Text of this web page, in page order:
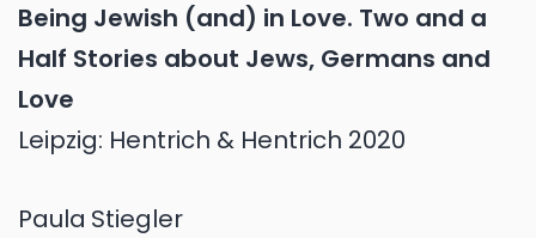
Being Jewish (and) in Love. Two and a
Half Stories about Jews, Germans and
Love
Leipzig: Hentrich & Hentrich 2020
Paula Stiegler